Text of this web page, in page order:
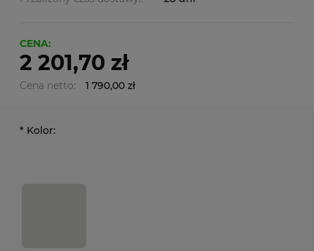
CENA:
2 201,70 zł
Cena netto: 1 790,00 zł
* Kolor: